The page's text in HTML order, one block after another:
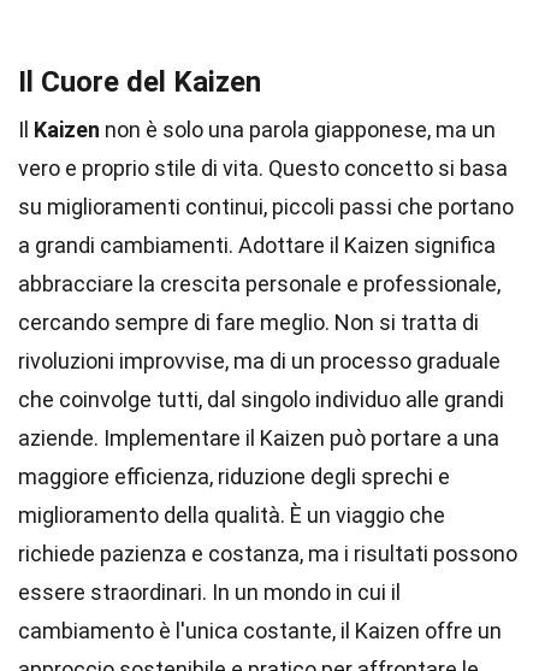
Il Cuore del Kaizen
Il Kaizen non è solo una parola giapponese, ma un
vero e proprio stile di vita. Questo concetto si basa
su miglioramenti continui, piccoli passi che portano
a grandi cambiamenti. Adottare il Kaizen significa
abbracciare la crescita personale e professionale,
cercando sempre di fare meglio. Non si tratta di
rivoluzioni improvvise, ma di un processo graduale
che coinvolge tutti, dal singolo individuo alle grandi
aziende. Implementare il Kaizen può portare a una
maggiore efficienza, riduzione degli sprechi e
miglioramento della qualità. È un viaggio che
richiede pazienza e costanza, ma i risultati possono
essere straordinari. In un mondo in cui il
cambiamento è l'unica costante, il Kaizen offre un